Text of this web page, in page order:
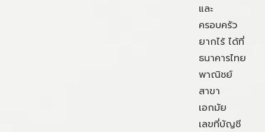
และ
ครอบครัว
ยากไร้ ได้ที่
ธนาคารไทย
พาณิชย์
สาขา
เอกมัย
เลขที่บัญชี